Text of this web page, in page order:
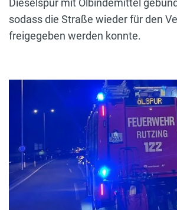
sodass die Straße wieder für den
freigegeben werden konnte.